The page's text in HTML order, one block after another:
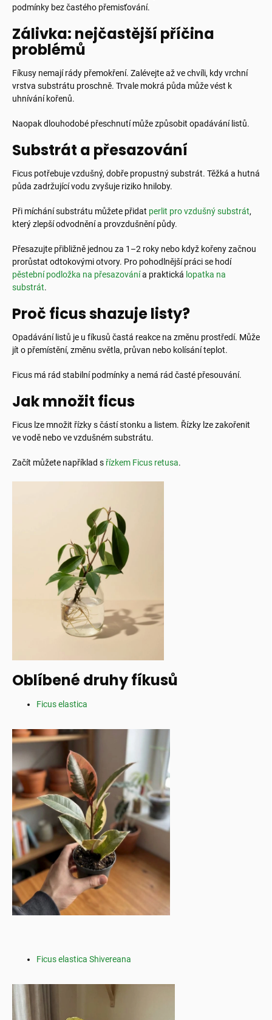
podmínky bez častého přemisťování.
Zálivka: nejčastější příčina
problémů
Fíkusy nemají rády přemokření. Zalévejte až ve chvíli, kdy vrchní
vrstva substrátu proschně. Trvale mokrá půda může vést k
uhnívání kořenů.
Naopak dlouhodobé přeschnutí může způsobit opadávání listů.
Substrát a přesazování
Ficus potřebuje vzdušný, dobře propustný substrát. Těžká a hutná
půda zadržující vodu zvyšuje riziko hniloby.
Při míchání substrátu můžete přidat perlit pro vzdušný substrát,
který zlepší odvodnění a provzdušnění půdy.
Přesazujte přibližně jednou za 1–2 roky nebo když kořeny začnou
prorůstat odtokovými otvory. Pro pohodlnější práci se hodí
pěstební podložka na přesazovánía praktická lopatka na
substrát.
Proč ficus shazuje listy?
Opadávání listů je u fíkusů častá reakce na změnu prostředí. Může
jít o přemístění, změnu světla, průvan nebo kolísání teplot.
Ficus má rád stabilní podmínky a nemá rád časté přesouvání.
Jak množit ficus
Ficus lze množit řízky s částí stonku a listem. Řízky lze zakořenit
ve vodě nebo ve vzdušném substrátu.
Začít můžete například s řízkem Ficus retusa.
Oblíbené druhy fíkusů
Ficus elastica
Ficus elastica Shivereana